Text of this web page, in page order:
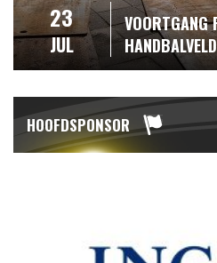
23
JUL
VOORTGANG
HANDBALVELD
HOOFDSPONSOR